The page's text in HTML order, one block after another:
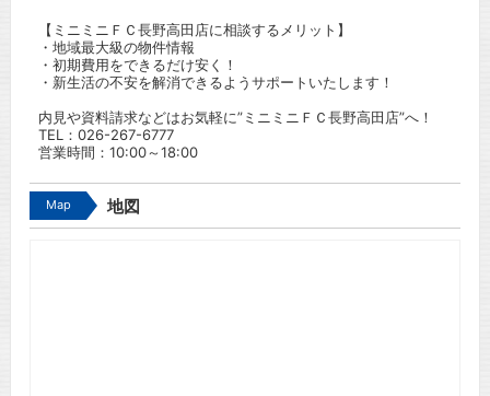
【ミニミニＦＣ長野高田店に相談するメリット】
・地域最大級の物件情報
・初期費用をできるだけ安く！
・新生活の不安を解消できるようサポートいたします！
内見や資料請求などはお気軽に”ミニミニＦＣ長野高田店”へ！
TEL： 026-267-6777
営業時間：10:00～18:00
Map 地図